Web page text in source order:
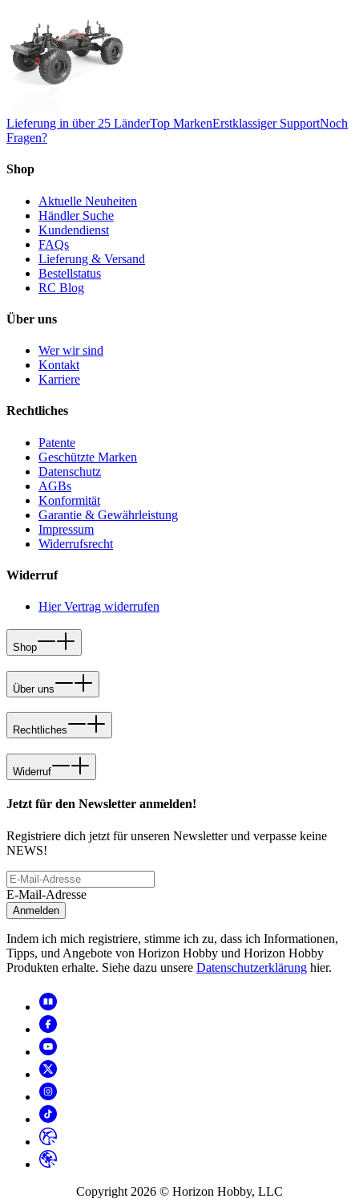
Lieferung in über 25 LänderTop MarkenErstklassiger SupportNoch
Fragen?
Shop
Aktuelle Neuheiten
Händler Suche
Kundendienst
FAQs
Lieferung & Versand
Bestellstatus
RC Blog
Über uns
Wer wir sind
Kontakt
Karriere
Rechtliches
Patente
Geschützte Marken
Datenschutz
AGBs
Konformität
Garantie & Gewährleistung
Impressum
Widerrufsrecht
Widerruf
Hier Vertrag widerrufen
Shop
Über uns
Rechtliches
Widerruf
Jetzt für den Newsletter anmelden!
Registriere dich jetzt für unseren Newsletter und verpasse keine
NEWS!
E-Mail-Adresse
Anmelden
Indem ich mich registriere, stimme ich zu, dass ich Informationen,
Tipps, und Angebote von Horizon Hobby und Horizon Hobby
Produkten erhalte. Siehe dazu unsere Datenschutzerklärung hier.
Copyright 2026 © Horizon Hobby, LLC